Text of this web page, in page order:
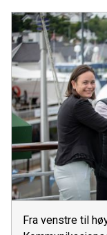
Fra venstre til